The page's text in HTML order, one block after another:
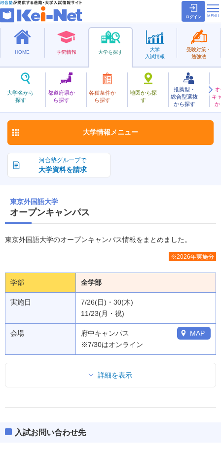
ログイン
HOME 学問情報 大学を探す
大学名から
探す
都道府県か
ら探す
各種条件か
ら探す
地図から探
す
推薦型・
総合型選抜
から探す
キ
か
大学
入試情報
受験対策・
勉強法
国立
とうきょうがいこくご
東京外国語大学 お気に入り
河合塾グループで
大学資料を請求
大学情報 メニュー
東京外国語大学
オープンキャンパス
東京外国語大学のオープンキャンパス情報をまとめました。
※2026年実施分
学部 全学部
実施日
7/26(日)・30(木)
11/23(月・祝)
会場
府中キャンパス
※7/30はオンライン
MAP
詳細を表示
入試お問い合わせ先